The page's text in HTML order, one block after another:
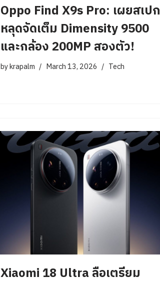
Oppo Find X9s Pro: เผยสเปก
หลุดจัดเต็ม Dimensity 9500
และกล้อง 200MP สองตัว!
bykrapalm March 13, 2026 Tech
Xiaomi 18 Ultra ลือเตรียม